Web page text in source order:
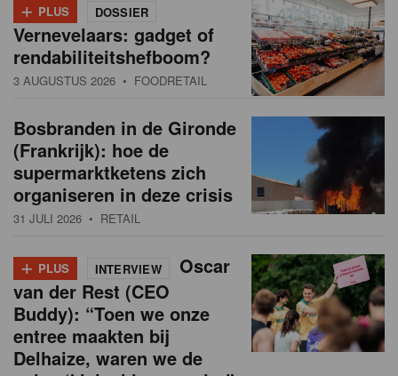
+ PLUS DOSSIER
Vernevelaars: gadget of
rendabiliteitshefboom?
3 AUGUSTUS 2026 • FOODRETAIL
Bosbranden in de Gironde
(Frankrijk): hoe de
supermarktketens zich
organiseren in deze crisis
31 JULI 2026 • RETAIL
+ PLUS INTERVIEW
Oscar
van der Rest (CEO
Buddy): “Toen we onze
entree maakten bij
Delhaize, waren we de